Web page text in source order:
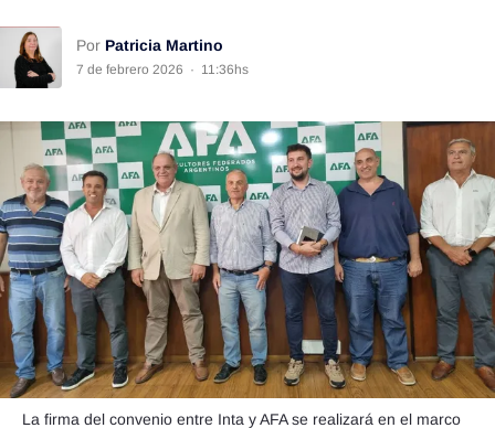
Regionales
Clima
Agronegocios
Mercados
Seguinos
Por Patricia Martino
7 de febrero 2026 · 11:36hs
La firma del convenio entre Inta y AFA se realizará en el marco